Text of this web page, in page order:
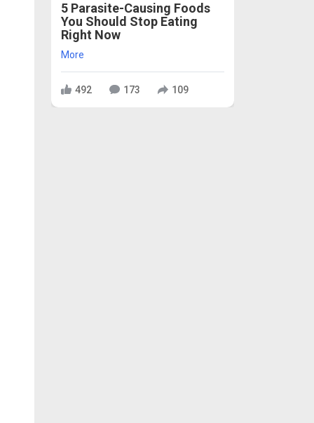
5 Parasite-Causing Foods
You Should Stop Eating
Right Now
More
492 173 109